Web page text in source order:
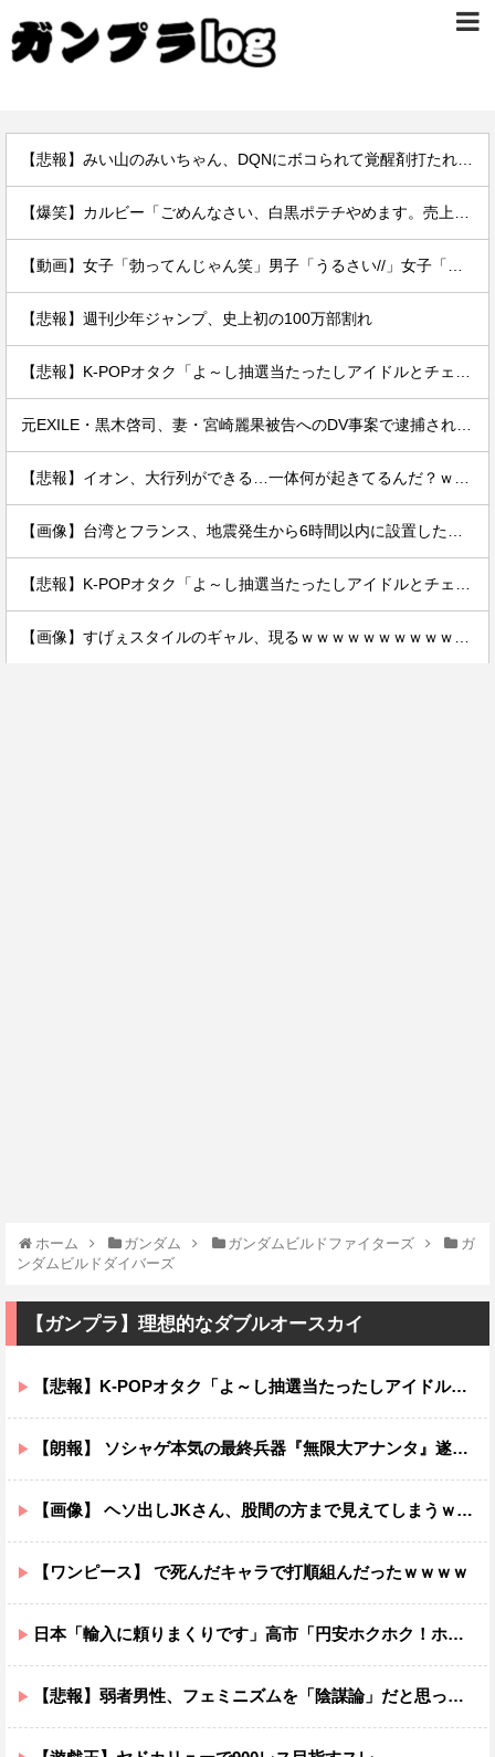
【悲報】週刊少年ジャンプ、史上初の100万部割れ
ホーム ガンダム ガンダムビルドファイターズ
ガ
ンダムビルドダイバーズ
【ガンプラ】理想的なダブルオースカイ
【悲報】K-POPオタク「よ～し抽選当たったしアイドルとチェキを撮るぞ！」→結果ｗｗｗｗ
【朗報】 ソシャゲ本気の最終兵器『無限大アナンタ』遂にサービス開始へｗｗｗｗ
【画像】 ヘソ出しJKさん、股間の方まで見えてしまうｗｗｗｗｗｗｗｗｗ
【ワンピース】 で死んだキャラで打順組んだったｗｗｗｗ
日本「輸入に頼りまくりです」高市「円安ホクホク！ホクホクゥ！」←
【悲報】弱者男性、フェミニズムを「陰謀論」だと思っていたｗｗｗｗ